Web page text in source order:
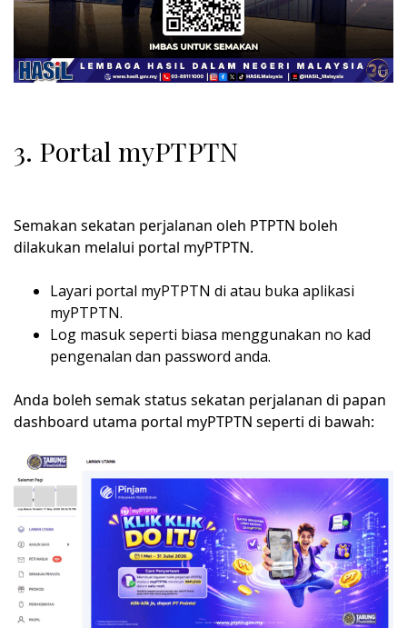
3. Portal myPTPTN
Semakan sekatan perjalanan oleh PTPTN boleh
dilakukan melalui portal myPTPTN.
Layari portal myPTPTN di atau buka aplikasi
myPTPTN.
Log masuk seperti biasa menggunakan no kad
pengenalan dan password anda.
Anda boleh semak status sekatan perjalanan di papan
dashboard utama portal myPTPTN seperti di bawah: